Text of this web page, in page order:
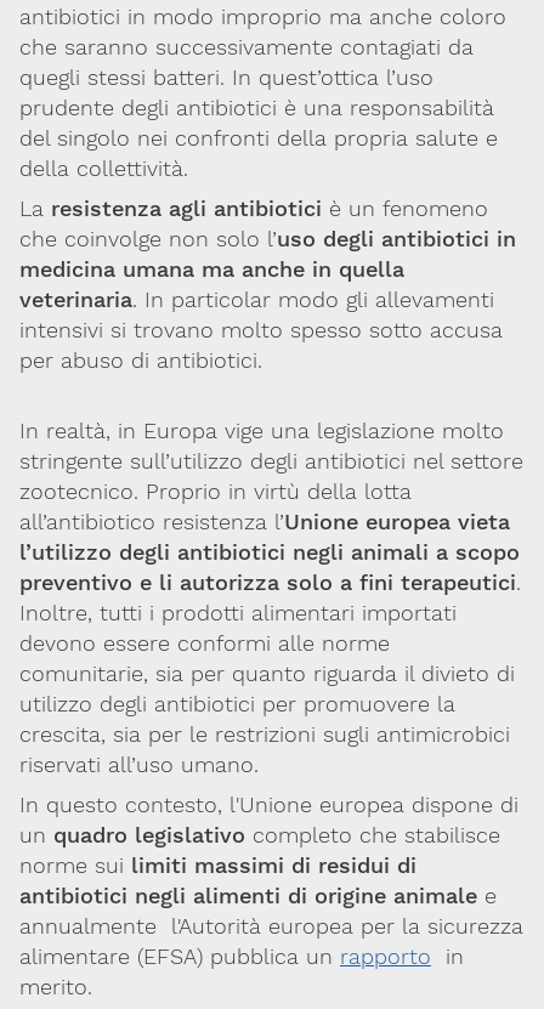
antibiotici in modo improprio ma anche coloro
che saranno successivamente contagiati da
quegli stessi batteri. In quest’ottica l’uso
prudente degli antibiotici è una responsabilità
del singolo nei confronti della propria salute e
della collettività.
La resistenza agli antibiotici è un fenomeno
che coinvolge non solo l’uso degli antibiotici in
medicina umana ma anche in quella
veterinaria. In particolar modo gli allevamenti
intensivi si trovano molto spesso sotto accusa
per abuso di antibiotici.
In realtà, in Europa vige una legislazione molto
stringente sull’utilizzo degli antibiotici nel settore
zootecnico. Proprio in virtù della lotta
all’antibiotico resistenza l’Unione europea vieta
l’utilizzo degli antibiotici negli animali a scopo
preventivo e li autorizza solo a fini terapeutici.
Inoltre, tutti i prodotti alimentari importati
devono essere conformi alle norme
comunitarie, sia per quanto riguarda il divieto di
utilizzo degli antibiotici per promuovere la
crescita, sia per le restrizioni sugli antimicrobici
riservati all’uso umano.
In questo contesto, l'Unione europea dispone di
un quadro legislativo completo che stabilisce
norme sui limiti massimi di residui di
antibiotici negli alimenti di origine animale e
annualmente l'Autorità europea per la sicurezza
alimentare (EFSA) pubblica un rapporto in
merito.